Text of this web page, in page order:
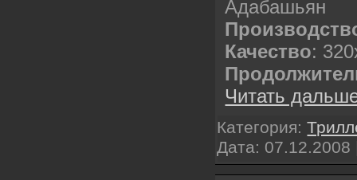
Адабашьян
Качество:
Читать
Категория:
Дата: 07.12.2008